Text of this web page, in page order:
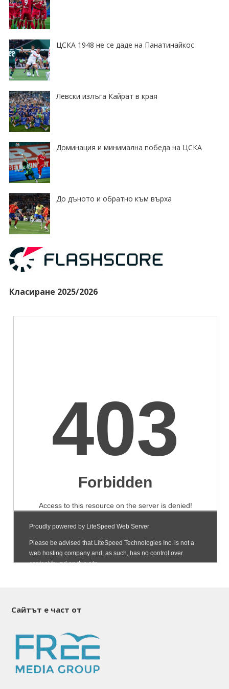
ЦСКА 1948 не се даде на Панатинайкос
Левски излъга Кайрат в края
Доминация и минимална победа на ЦСКА
До дъното и обратно към върха
Класиране 2025/2026
Сайтът е част от